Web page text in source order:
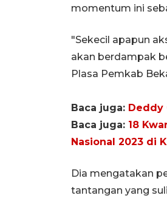
momentum ini
"Sekecil apapun
akan berdampak
Plasa Pemkab
Baca juga: Deddy
Baca juga: 18
Nasional 2023 di
Dia mengatakan
tantangan yang